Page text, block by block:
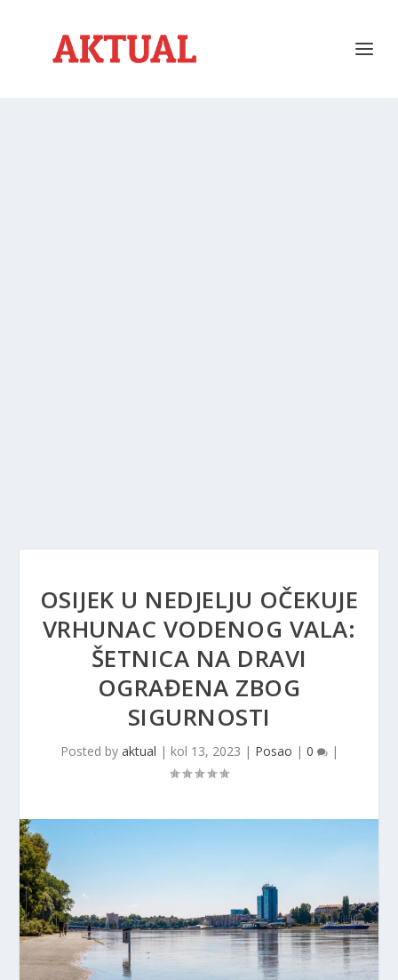
OSIJEK U NEDJELJU OČEKUJE
VRHUNAC VODENOG VALA:
ŠETNICA NA DRAVI
OGRAĐENA ZBOG
SIGURNOSTI
Posted by aktual | kol 13, 2023 | Posao | 0 |